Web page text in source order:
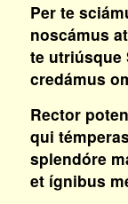
Per te
noscámus
te utriúsque
credámus
Rector
qui
splendóre
et ígnibus